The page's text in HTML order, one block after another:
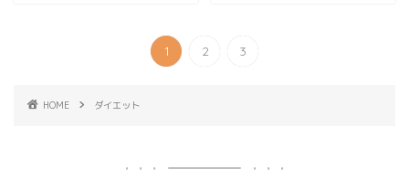
1 2 3
HOME ダイエット